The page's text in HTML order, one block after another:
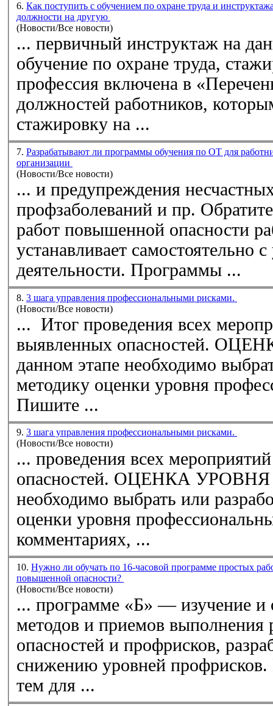
6. Как поступить с обучением по охране труда и
должности на другую
(Новости/Все новости)
... первичный инструктаж на
обучение по охране труда,
профессия включена в «
должностей работников,
стажировку на ...
7. Разрабатывают ли программы обучения по ОТ для
организации
(Новости/Все новости)
... и предупреждения
профзаболеваний
работ повышенной опасности
устанавливает самостоятельно
деятельности. Программы ...
8. 3 шага управления профессиональными рисками.
(Новости/Все новости)
... Итог проведения всех
выявленных опасностей. ОЦЕНКА УРОВНЯ РИСКА На
данном этапе необходимо
методику оценки уровня
Пишите ...
9. 3 шага управления профессиональными рисками.
(Новости/Все новости)
... проведения всех
опасностей. ОЦЕНКА УРОВНЯ РИСКА На данном этапе
необходимо выбрать или
оценки уровня профессиональных
комментариях, ...
10. Нужно ли обучать по 16-часовой программе простых
повышенной опасности?
(Новости/Все новости)
... программе «Б» — изучение и
методов и приемов выполнения
опасностей и профрисков,
снижению уровней
тем для ...